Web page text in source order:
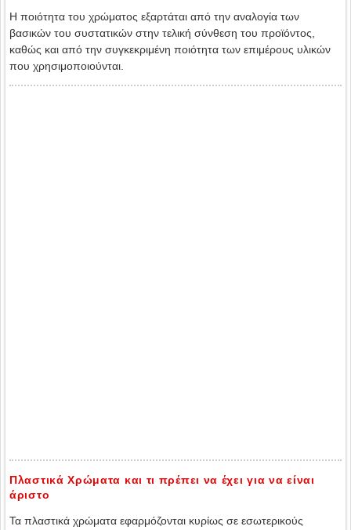
Η ποιότητα του χρώματος εξαρτάται από την αναλογία των
βασικών του συστατικών στην τελική σύνθεση του προϊόντος,
καθώς και από την συγκεκριμένη ποιότητα των επιμέρους υλικών
που χρησιμοποιούνται.
Πλαστικά Χρώματα και τι πρέπει να έχει για να είναι
άριστο
Τα πλαστικά χρώματα εφαρμόζονται κυρίως σε εσωτερικούς